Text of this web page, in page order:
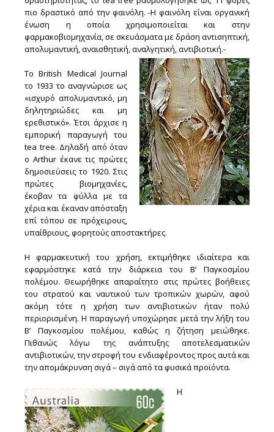
πιο δραστικό από την φαινόλη. -Η φαινόλη είναι οργανική
ένωση η οποία χρησιμοποιείται και στην
φαρμακοβιομηχανία, σε σκευάσματα με δράση αντισηπτική,
απολυμαντική, αναισθητική, αναλγητική, αντιβιοτική.-
Το British Medical Journal
το 1933 το αναγνώρισε ως
«ισχυρό απολυμαντικό, μη
δηλητηριώδες και μη
ερεθιστικό». Έτσι άρχισε η
εμπορική παραγωγή του
tea tree. Δηλαδή από όταν
ο Arthur έκανε τις πρώτες
δημοσιεύσεις το 1920. Στις
πρώτες βιομηχανίες,
έκοβαν τα φύλλα με τα
χέρια και έκαναν απόσταξη
επί τόπου σε πρόχειρους,
υπαίθριους, φορητούς αποστακτήρες.
Η φαρμακευτική του χρήση, εκτιμήθηκε ιδιαίτερα και
εφαρμόστηκε κατά την διάρκεια του Β’ Παγκοσμίου
πολέμου. Θεωρήθηκε απαραίτητο στις πρώτες βοήθειες
του στρατού και ναυτικού των τροπικών χωρών, αφού
ακόμη τότε η χρήση των αντιβιοτικών ήταν πολύ
περιορισμένη. Η παραγωγή υποχώρησε μετά την λήξη του
Β’ Παγκοσμίου πολέμου, καθώς η ζήτηση μειώθηκε.
Πιθανώς λόγω της ανάπτυξης αποτελεσματικών
αντιβιοτικών, την στροφή του ενδιαφέροντος προς αυτά και
την απομάκρυνση σιγά – σιγά από τα φυσικά προϊόντα.
Η